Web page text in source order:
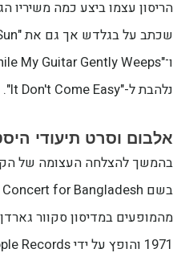
הריסון עצמו ביצע כמה משיריו
נלהבת ל-"It Don't Come Easy".
אלבום וסרט תיעודי
בהמשך להצלחה העצומה של
מהמופעים במדיסון סקוור